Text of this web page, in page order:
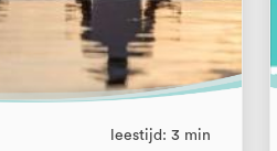
leestijd: 3 min